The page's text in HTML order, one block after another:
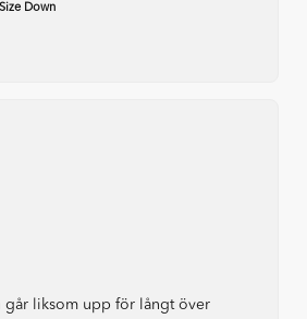
Down
går liksom upp för långt över